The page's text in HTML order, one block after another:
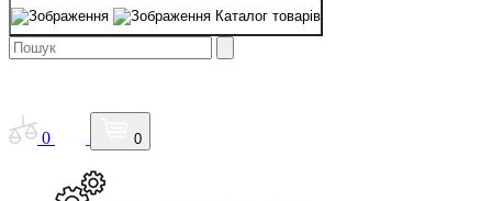
Каталог товарів
0 0